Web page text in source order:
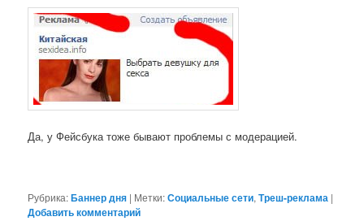
Да, у Фейсбука тоже бывают проблемы с модерацией.
Рубрика:Баннер дня | Метки:Социальные сети,Треш-реклама |
Добавить комментарий